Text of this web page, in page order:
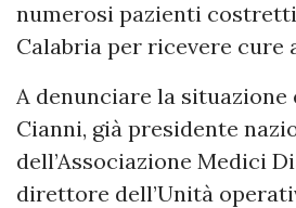
numerosi pazienti
Calabria per ricevere cure
A denunciare la situazione
Cianni, già presidente
dell’Associazione Medici
direttore dell’Unità